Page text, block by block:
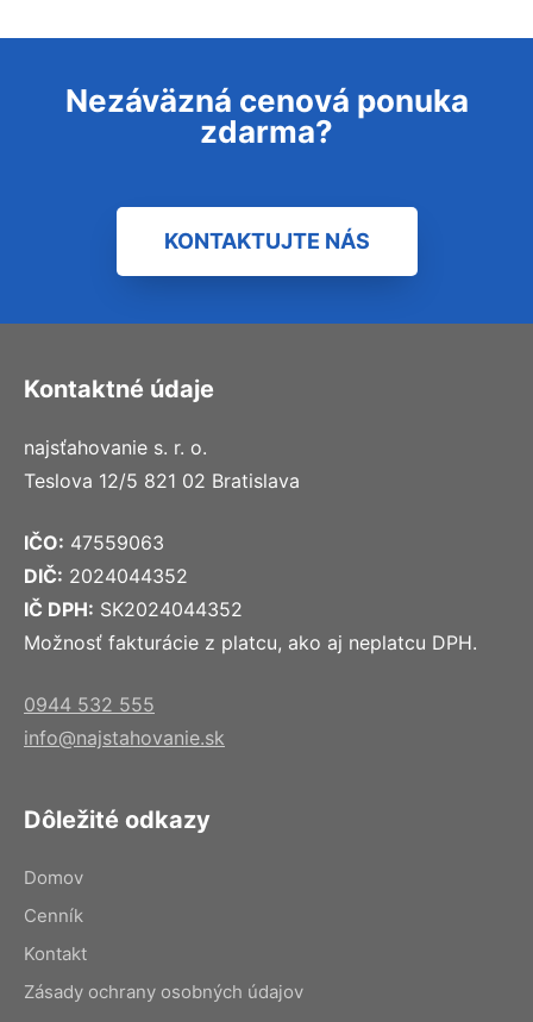
Nezáväzná cenová ponuka
zdarma?
KONTAKTUJTE NÁS
Kontaktné údaje
najsťahovanie s. r. o.
Teslova 12/5 821 02 Bratislava
IČO: 47559063
DIČ: 2024044352
IČ DPH: SK2024044352
Možnosť fakturácie z platcu, ako aj neplatcu DPH.
0944 532 555
info@najstahovanie.sk
Dôležité odkazy
Domov
Cenník
Kontakt
Zásady ochrany osobných údajov